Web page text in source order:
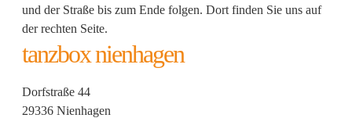
und der Straße bis zum Ende folgen. Dort finden Sie uns auf
der rechten Seite.
tanzbox nienhagen
Dorfstraße 44
29336 Nienhagen